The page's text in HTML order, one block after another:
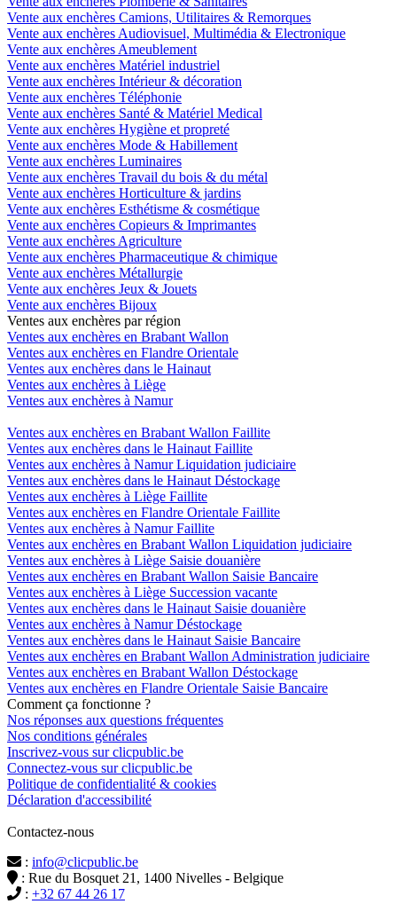
Vente aux enchères Camions, Utilitaires & Remorques
Vente aux enchères Audiovisuel, Multimédia & Electronique
Vente aux enchères Ameublement
Vente aux enchères Matériel industriel
Vente aux enchères Intérieur & décoration
Vente aux enchères Téléphonie
Vente aux enchères Santé & Matériel Medical
Vente aux enchères Hygiène et propreté
Vente aux enchères Mode & Habillement
Vente aux enchères Luminaires
Vente aux enchères Travail du bois & du métal
Vente aux enchères Horticulture & jardins
Vente aux enchères Esthétisme & cosmétique
Vente aux enchères Copieurs & Imprimantes
Vente aux enchères Agriculture
Vente aux enchères Pharmaceutique & chimique
Vente aux enchères Métallurgie
Vente aux enchères Jeux & Jouets
Vente aux enchères Bijoux
Ventes aux enchères par région
Ventes aux enchères en Brabant Wallon
Ventes aux enchères en Flandre Orientale
Ventes aux enchères dans le Hainaut
Ventes aux enchères à Liège
Ventes aux enchères à Namur
Ventes aux enchères en Brabant Wallon Faillite
Ventes aux enchères dans le Hainaut Faillite
Ventes aux enchères à Namur Liquidation judiciaire
Ventes aux enchères dans le Hainaut Déstockage
Ventes aux enchères à Liège Faillite
Ventes aux enchères en Flandre Orientale Faillite
Ventes aux enchères à Namur Faillite
Ventes aux enchères en Brabant Wallon Liquidation judiciaire
Ventes aux enchères à Liège Saisie douanière
Ventes aux enchères en Brabant Wallon Saisie Bancaire
Ventes aux enchères à Liège Succession vacante
Ventes aux enchères dans le Hainaut Saisie douanière
Ventes aux enchères à Namur Déstockage
Ventes aux enchères dans le Hainaut Saisie Bancaire
Ventes aux enchères en Brabant Wallon Administration judiciaire
Ventes aux enchères en Brabant Wallon Déstockage
Ventes aux enchères en Flandre Orientale Saisie Bancaire
Comment ça fonctionne ?
Nos réponses aux questions fréquentes
Nos conditions générales
Inscrivez-vous sur clicpublic.be
Connectez-vous sur clicpublic.be
Politique de confidentialité & cookies
Déclaration d'accessibilité
Contactez-nous
: info@clicpublic.be
: Rue du Bosquet 21, 1400 Nivelles - Belgique
: +32 67 44 26 17